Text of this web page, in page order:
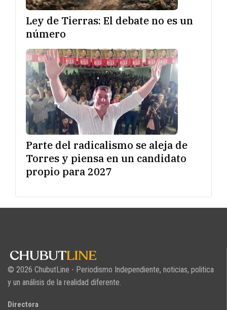
Ley de Tierras: El debate no es un
número
Parte del radicalismo se aleja de
Torres y piensa en un candidato
propio para 2027
© 2026 ChubutLine - Periodismo Independiente, noticias, politica
y un análisis de la realidad diferente.
Directora